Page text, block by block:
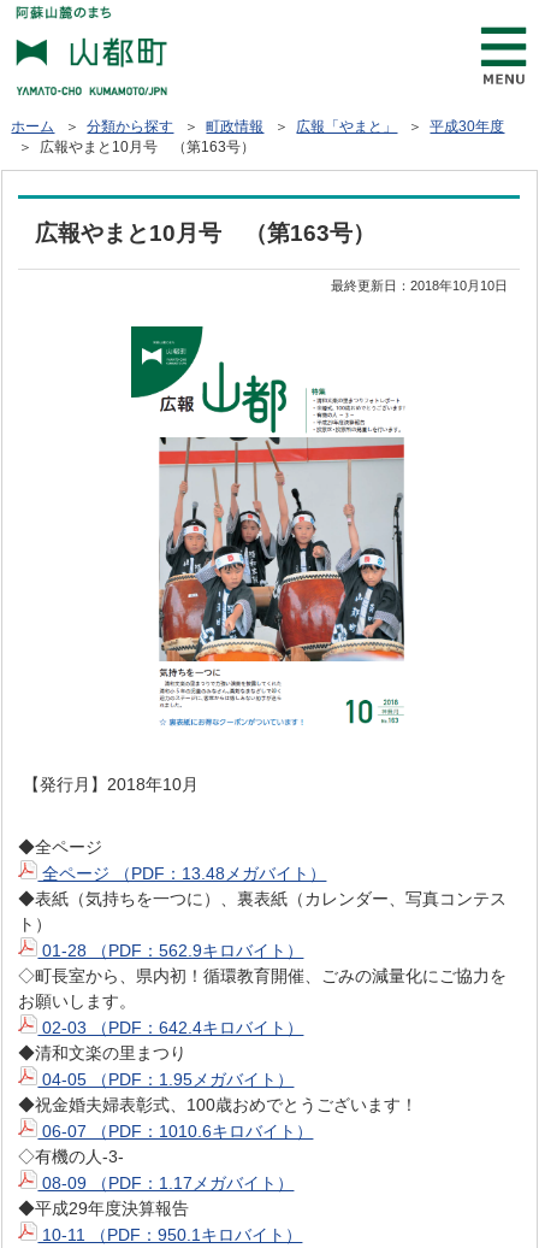
ホーム ＞分類から探す ＞町政情報 ＞ 広報「やまと」 ＞平成30年度
＞ 広報やまと10月号 （第163号）
広報やまと10月号 （第163号）
最終更新日：2018年10月10日
【発行月】2018年10月
◆全ページ
全ページ （PDF：13.48メガバイト）
◆表紙（気持ちを一つに）、裏表紙（カレンダー、写真コンテス
ト）
01-28 （PDF：562.9キロバイト）
◇町長室から、県内初！循環教育開催、ごみの減量化にご協力を
お願いします。
02-03 （PDF：642.4キロバイト）
◆清和文楽の里まつり
04-05 （PDF：1.95メガバイト）
◆祝金婚夫婦表彰式、100歳おめでとうございます！
06-07 （PDF：1010.6キロバイト）
◇有機の人-3-
08-09 （PDF：1.17メガバイト）
◆平成29年度決算報告
10-11 （PDF：950.1キロバイト）